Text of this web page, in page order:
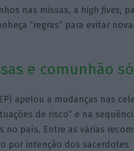
nas missas, a high fives,
“regras” para evitar
e comunhão
apelou a mudanças nas
de risco” e na
país. Entre as várias
por intenção dos sacerdotes